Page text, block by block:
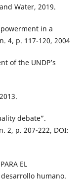
Water, 2019.
in a
4, p. 117-120, 2004
of the UNDP’s
debate”.
2, p. 207-222, DOI:
EL
desarrollo humano.